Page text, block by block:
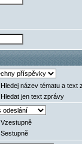
Hledej název tématu a text
Hledat jen text zprávy
Vzestupně
Sestupně